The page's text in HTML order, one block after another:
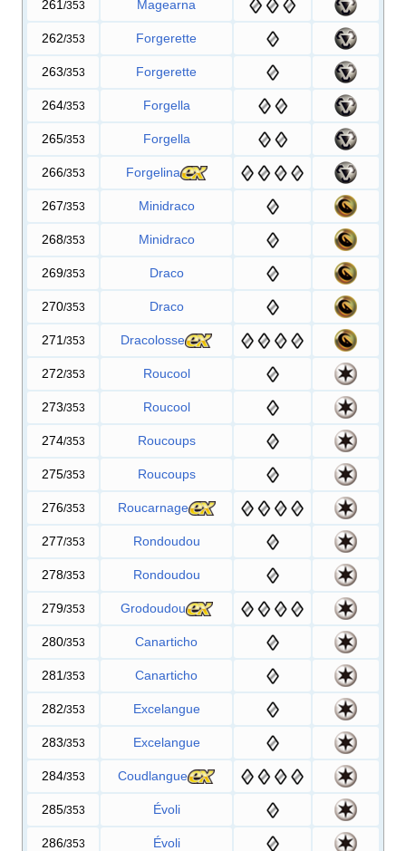
261 /353 Magearna
262/353 Forgerette
263/353 Forgerette
264/353 Forgella
265/353 Forgella
266/353 Forgelina
267/353 Minidraco
268/353 Minidraco
269/353 Draco
270/353 Draco
271 /353 Dracolosse
272/353 Roucool
273/353 Roucool
274/353 Roucoups
275/353 Roucoups
276/353 Roucarnage
277/353 Rondoudou
278/353 Rondoudou
279/353 Grodoudou
280/353 Canarticho
281 /353 Canarticho
282/353 Excelangue
283/353 Excelangue
284/353 Coudlangue
285/353 Évoli
286/353 Évoli